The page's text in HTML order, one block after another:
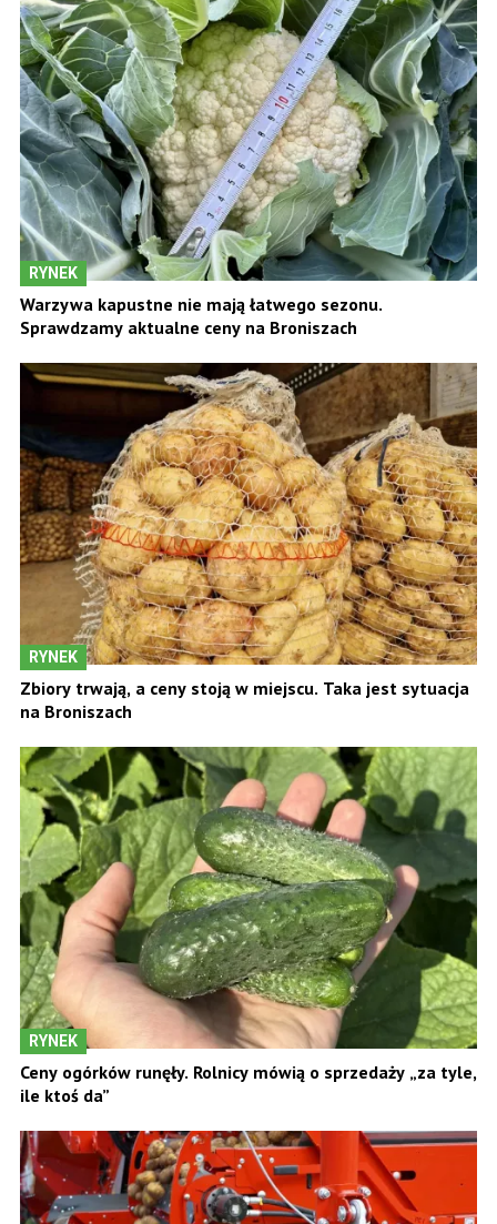
RYNEK
Warzywa kapustne nie mają łatwego sezonu.
Sprawdzamy aktualne ceny na Broniszach
RYNEK
Zbiory trwają, a ceny stoją w miejscu. Taka jest sytuacja
na Broniszach
RYNEK
Ceny ogórków runęły. Rolnicy mówią o sprzedaży „za tyle,
ile ktoś da”